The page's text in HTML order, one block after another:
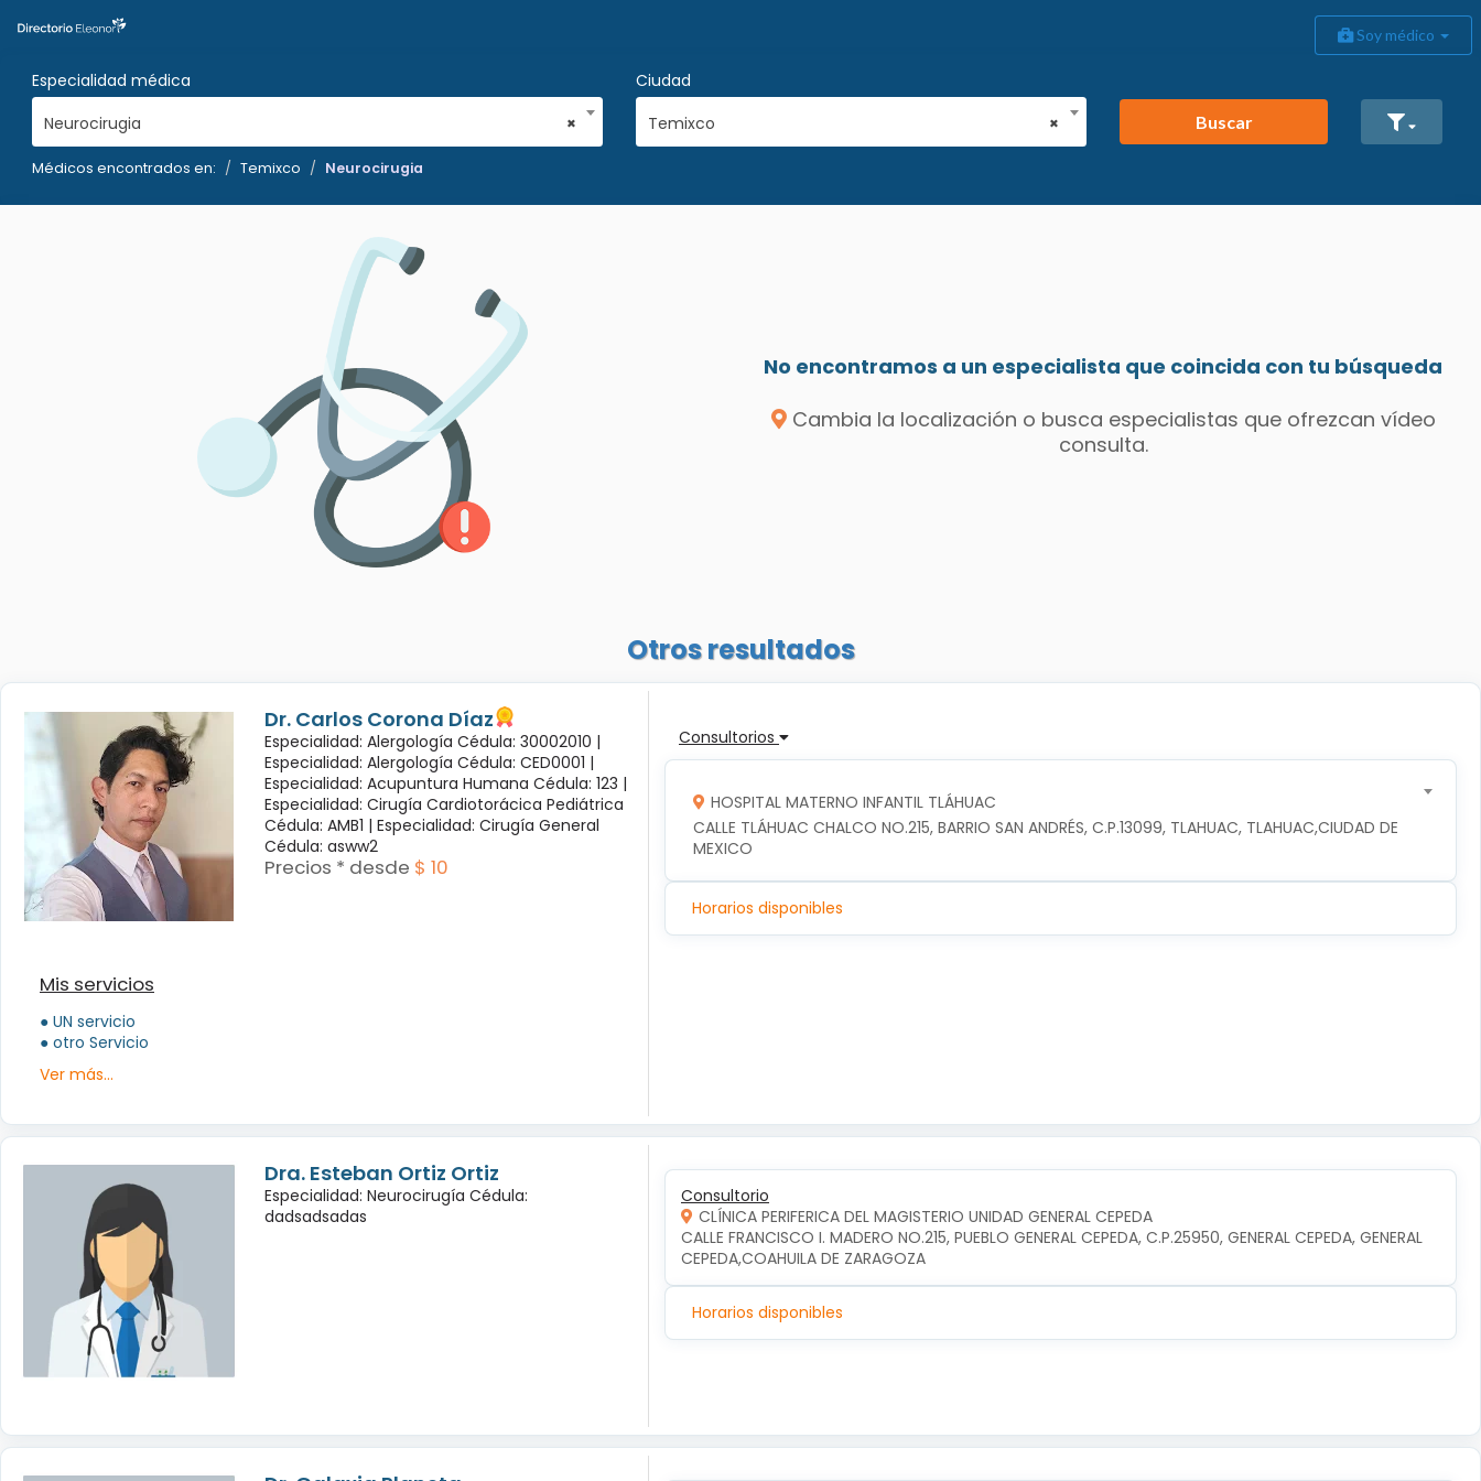
Soy médico
Especialidad médica
×
Neurocirugia
Ciudad
×
Temixco Buscar
Médicos encontrados en: Temixco Neurocirugia
No encontramos a un especialista que coincida con tu búsqueda
Cambia la localización o busca especialistas que ofrezcan vídeo
consulta.
Otros resultados
Dr. Carlos Corona Díaz
Especialidad: Alergología Cédula: 30002010 |
Especialidad: Alergología Cédula: CED0001 |
Especialidad: Acupuntura Humana Cédula: 123 |
Especialidad: Cirugía Cardiotorácica Pediátrica
Cédula: AMB1 | Especialidad: Cirugía General
Cédula: asww2
Precios * desde $ 10
Mis servicios
● UN servicio
● otro Servicio
Ver más...
Consultorios
HOSPITAL MATERNO INFANTIL TLÁHUAC
CALLE TLÁHUAC CHALCO NO.215, BARRIO SAN ANDRÉS, C.P.13099, TLAHUAC, TLAHUAC,CIUDAD DE
MEXICO
Horarios disponibles
Dra. Esteban Ortiz Ortiz
Especialidad: Neurocirugía Cédula:
dadsadsadas
Consultorio
CLÍNICA PERIFERICA DEL MAGISTERIO UNIDAD GENERAL CEPEDA
CALLE FRANCISCO I. MADERO NO.215, PUEBLO GENERAL CEPEDA, C.P.25950, GENERAL CEPEDA, GENERAL
CEPEDA,COAHUILA DE ZARAGOZA
Horarios disponibles